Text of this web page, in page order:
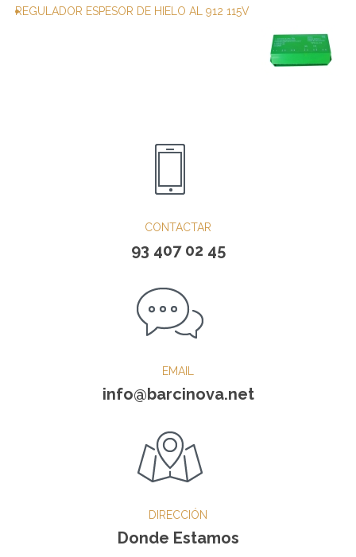
REGULADOR ESPESOR DE HIELO AL 912 115V
CONTACTAR
93 407 02 45
EMAIL
info@barcinova.net
DIRECCIÓN
Donde Estamos